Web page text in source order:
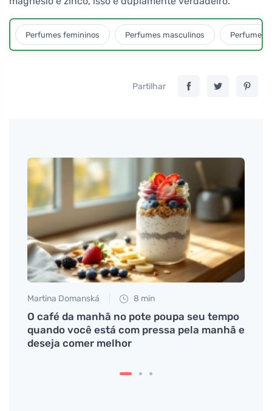
Perfumes femininos Perfumes masculinos Perfumes
Partilhar
Martina Domanská 8 min
O café da manhã no pote poupa seu tempo
quando você está com pressa pela manhã e
deseja comer melhor